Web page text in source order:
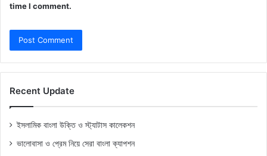
time I comment.
Recent Update
ইসলামিক বাংলা উক্তি ও স্ট্যাটাস কালেকশন
ভালোবাসা ও প্রেম নিয়ে সেরা বাংলা ক্যাপশন